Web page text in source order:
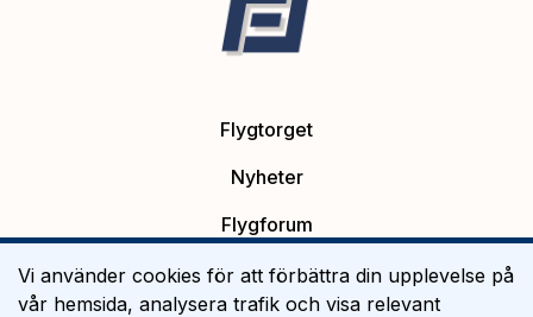
Flygtorget
Nyheter
Flygforum
Platsannonser
Vi använder cookies för att förbättra din upplevelse på
vår hemsida, analysera trafik och visa relevant